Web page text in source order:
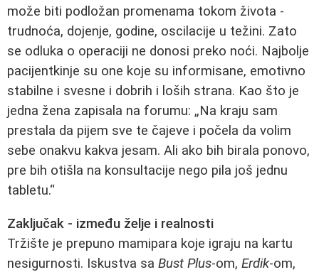
može biti podložan promenama tokom života -
trudnoća, dojenje, godine, oscilacije u težini. Zato
se odluka o operaciji ne donosi preko noći. Najbolje
pacijentkinje su one koje su informisane, emotivno
stabilne i svesne i dobrih i loših strana. Kao što je
jedna žena zapisala na forumu: „Na kraju sam
prestala da pijem sve te čajeve i počela da volim
sebe onakvu kakva jesam. Ali ako bih birala ponovo,
pre bih otišla na konsultacije nego pila još jednu
tabletu.“
Zaključak - između želje i realnosti
Tržište je prepuno mamipara koje igraju na kartu
nesigurnosti. Iskustva sa Bust Plus‑om, Erdik‑om,